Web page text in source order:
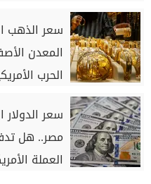
سعر الذهب
المعدن
الحرب
مصر.. هل
العملة